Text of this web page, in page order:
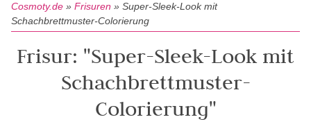
Cosmoty.de » Frisuren » Super-Sleek-Look mit
Schachbrettmuster-Colorierung
Frisur: "Super-Sleek-Look mit
Schachbrettmuster-
Colorierung"